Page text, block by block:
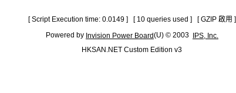
[ Script Execution time: 0.0149 ] [ 10 queries used ] [ GZIP 啟用 ]
Powered by Invision Power Board(U) © 2003
IPS, Inc.
HKSAN.NET Custom Edition v3